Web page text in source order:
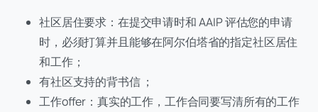
社区居住要求：在提交申请时和 AAIP 评估您的申请
时，必须打算并且能够在阿尔伯塔省的指定社区居住
和工作；
有社区支持的背书信 ；
工作offer：真实的工作，工作合同要写清所有的工作